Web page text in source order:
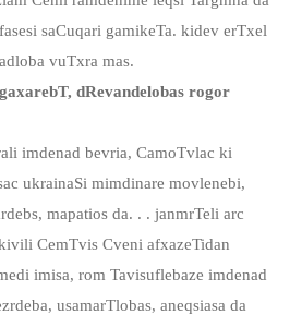
saCuqari gamikeTa. kidev erTxel
vuTxra mas.
dRevandelobas rogor
imdenad bevria, CamoTvlac ki
ukrainaSi mimdinare movlenebi,
mapatios da. . . janmrTeli arc
CemTvis Cveni afxazeTidan
imisa, rom Tavisuflebaze imdenad
usamarTlobas, aneqsiasa da